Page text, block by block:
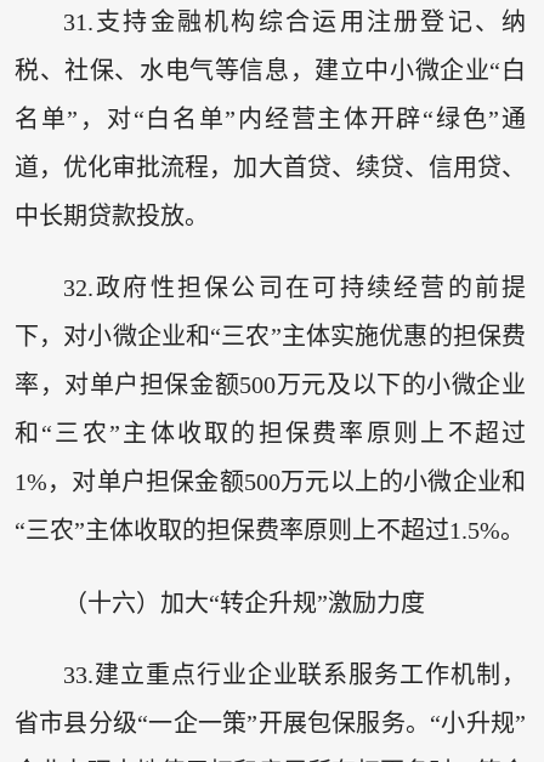
31.支持金融机构综合运用注册登记、纳
税、社保、水电气等信息，建立中小微企业“白
名单”，对“白名单”内经营主体开辟“绿色”通
道，优化审批流程，加大首贷、续贷、信用贷、
中长期贷款投放。
32.政府性担保公司在可持续经营的前提
下，对小微企业和“三农”主体实施优惠的担保费
率，对单户担保金额500万元及以下的小微企业
和“三农”主体收取的担保费率原则上不超过
1%，对单户担保金额500万元以上的小微企业和
“三农”主体收取的担保费率原则上不超过1.5%。
（十六）加大“转企升规”激励力度
33.建立重点行业企业联系服务工作机制，
省市县分级“一企一策”开展包保服务。“小升规”